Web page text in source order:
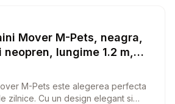
Mover M-Pets, neagra,
lungime 1.2 m,
de pana la 20 kg
M-Pets este alegerea perfecta
zilnice. Cu un design elegant si